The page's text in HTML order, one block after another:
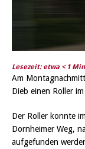
Lesezeit: etwa < 1
Am
Dieb einen Roller
Der Roller konnte
Dornheimer Weg,
aufgefunden